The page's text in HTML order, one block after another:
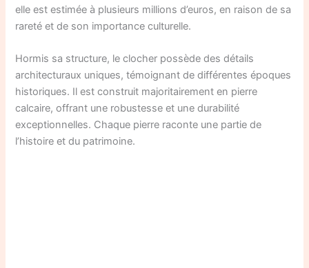
elle est estimée à plusieurs millions d’euros, en raison de sa
rareté et de son importance culturelle.
Hormis sa structure, le clocher possède des détails
architecturaux uniques, témoignant de différentes époques
historiques. Il est construit majoritairement en pierre
calcaire, offrant une robustesse et une durabilité
exceptionnelles. Chaque pierre raconte une partie de
l’histoire et du patrimoine.